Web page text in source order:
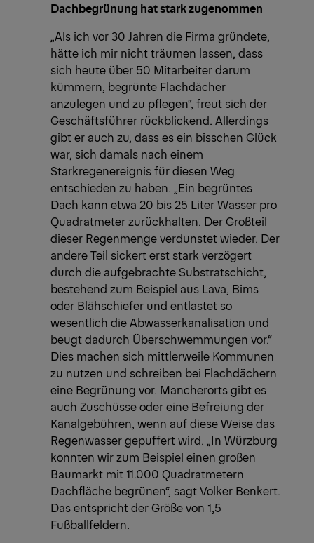
Dachbegrünung hat stark zugenommen
„Als ich vor 30 Jahren die Firma gründete,
hätte ich mir nicht träumen lassen, dass
sich heute über 50 Mitarbeiter darum
kümmern, begrünte Flachdächer
anzulegen und zu pflegen“, freut sich der
Geschäftsführer rückblickend. Allerdings
gibt er auch zu, dass es ein bisschen Glück
war, sich damals nach einem
Starkregenereignis für diesen Weg
entschieden zu haben. „Ein begrüntes
Dach kann etwa 20 bis 25 Liter Wasser pro
Quadratmeter zurückhalten. Der Großteil
dieser Regenmenge verdunstet wieder. Der
andere Teil sickert erst stark verzögert
durch die aufgebrachte Substratschicht,
bestehend zum Beispiel aus Lava, Bims
oder Blähschiefer und entlastet so
wesentlich die Abwasserkanalisation und
beugt dadurch Überschwemmungen vor.“
Dies machen sich mittlerweile Kommunen
zu nutzen und schreiben bei Flachdächern
eine Begrünung vor. Mancherorts gibt es
auch Zuschüsse oder eine Befreiung der
Kanalgebühren, wenn auf diese Weise das
Regenwasser gepuffert wird. „In Würzburg
konnten wir zum Beispiel einen großen
Baumarkt mit 11.000 Quadratmetern
Dachfläche begrünen“, sagt Volker Benkert.
Das entspricht der Größe von 1,5
Fußballfeldern.